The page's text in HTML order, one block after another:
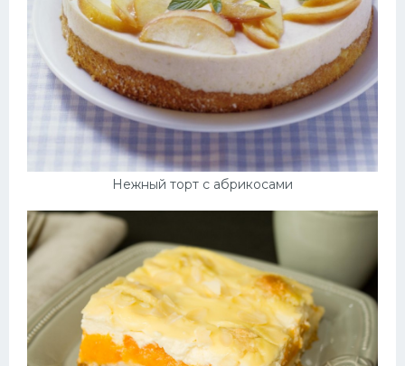
Нежный торт с абрикосами